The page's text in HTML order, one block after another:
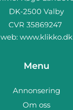
web: www.klikko.dk
Menu
Annonsering
Om oss